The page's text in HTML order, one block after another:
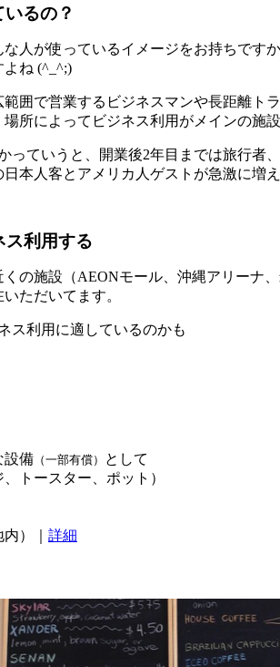
るの？
人が使っているイメージをお持ちです
ね (^_^;)
囲で営業するビジネスマンや長距離ト
所によってビジネス利用がメインの施設
っていうと、開業後2年目までは旅行
本人客とアメリカ人ゲストが急激に増
利用する
の施設（AEONモール、沖縄アリーナ
ただいてます。
ス利用に適しているのかも
設備 （一部有償）
として
トースター、ポット）
）｜ 詳細